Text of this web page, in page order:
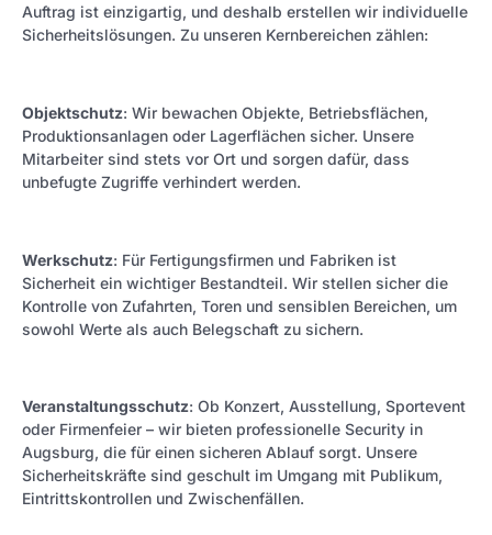
Auftrag ist einzigartig, und deshalb erstellen wir individuelle
Sicherheitslösungen. Zu unseren Kernbereichen zählen:
Objektschutz: Wir bewachen Objekte, Betriebsflächen,
Produktionsanlagen oder Lagerflächen sicher. Unsere
Mitarbeiter sind stets vor Ort und sorgen dafür, dass
unbefugte Zugriffe verhindert werden.
Werkschutz: Für Fertigungsfirmen und Fabriken ist
Sicherheit ein wichtiger Bestandteil. Wir stellen sicher die
Kontrolle von Zufahrten, Toren und sensiblen Bereichen, um
sowohl Werte als auch Belegschaft zu sichern.
Veranstaltungsschutz: Ob Konzert, Ausstellung, Sportevent
oder Firmenfeier – wir bieten professionelle Security in
Augsburg, die für einen sicheren Ablauf sorgt. Unsere
Sicherheitskräfte sind geschult im Umgang mit Publikum,
Eintrittskontrollen und Zwischenfällen.